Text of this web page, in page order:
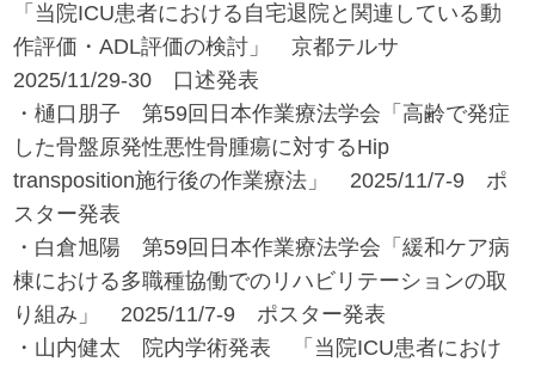
「当院ICU患者における自宅退院と関連している動
作評価・ADL評価の検討」 京都テルサ
2025/11/29-30 口述発表
・樋口朋子 第59回日本作業療法学会「高齢で発症
した骨盤原発性悪性骨腫瘍に対するHip
transposition施行後の作業療法」 2025/11/7-9 ポ
スター発表
・白倉旭陽 第59回日本作業療法学会「緩和ケア病
棟における多職種協働でのリハビリテーションの取
り組み」 2025/11/7-9 ポスター発表
・山内健太 院内学術発表 「当院ICU患者におけ